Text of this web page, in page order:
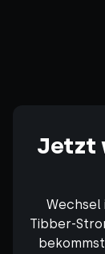
Jetzt
Wechsel
Tibber-